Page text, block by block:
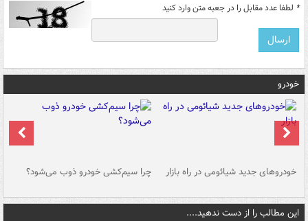
* لطفا عدد مقابل را در جعبه متن وارد کنید
خودرو
خودروهای جدید شیائومی در راه بازار چرا سیم‌کشی خودرو ذوب می‌شود؟
این مطالب را از دست ندهید....